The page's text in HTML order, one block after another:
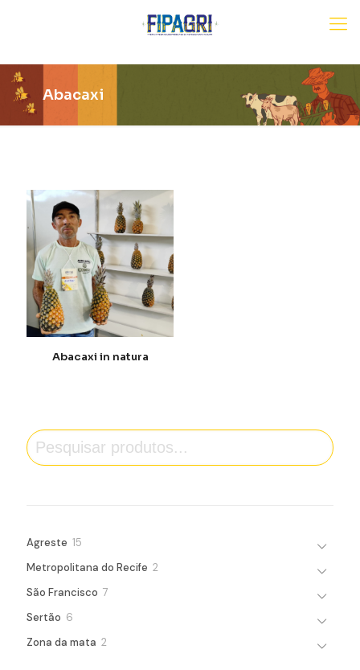
Abacaxi
Abacaxi in natura
Pesquisa
Agreste 15
Metropolitana do Recife 2
São Francisco 7
Sertão 6
Zona da mata 2